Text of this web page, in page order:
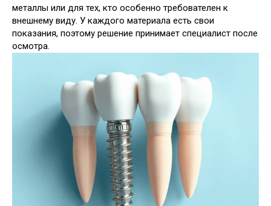
металлы или для тех, кто особенно требователен к
внешнему виду. У каждого материала есть свои
показания, поэтому решение принимает специалист после
осмотра.